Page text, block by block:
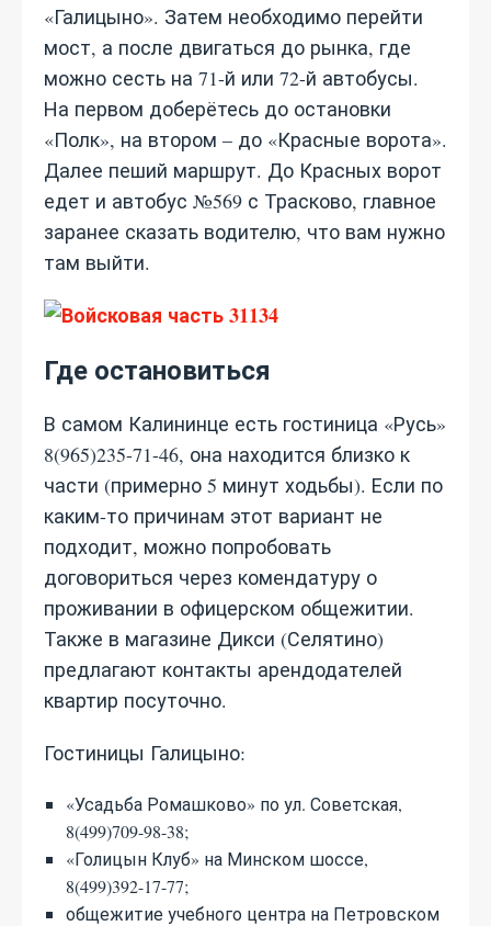
«Галицыно». Затем необходимо перейти
мост, а после двигаться до рынка, где
можно сесть на 71-й или 72-й автобусы.
На первом доберётесь до остановки
«Полк», на втором – до «Красные ворота».
Далее пеший маршрут. До Красных ворот
едет и автобус №569 с Трасково, главное
заранее сказать водителю, что вам нужно
там выйти.
Где остановиться
В самом Калининце есть гостиница «Русь»
8(965)235-71-46, она находится близко к
части (примерно 5 минут ходьбы). Если по
каким-то причинам этот вариант не
подходит, можно попробовать
договориться через комендатуру о
проживании в офицерском общежитии.
Также в магазине Дикси (Селятино)
предлагают контакты арендодателей
квартир посуточно.
Гостиницы Галицыно:
«Усадьба Ромашково» по ул. Советская,
8(499)709-98-38;
«Голицын Клуб» на Минском шоссе,
8(499)392-17-77;
общежитие учебного центра на Петровском